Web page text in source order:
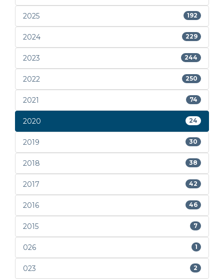
2025 192
2024 229
2023 244
2022 250
2021 74
2020 24
2019 30
2018 38
2017 42
2016 46
2015 7
026 1
023 2